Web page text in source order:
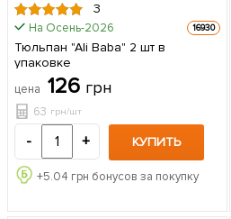
3
На Осень-2026 16930
Тюльпан "Ali Baba" 2 шт в
упаковке
цена 126 грн
63 грн/шт
- + КУПИТЬ
+5.04 грн бонусов за покупку